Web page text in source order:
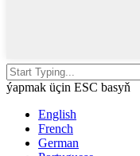
ýapmak üçin ESC basyň
English
French
German